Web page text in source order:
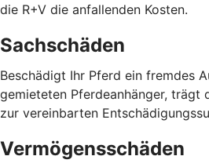
die R+V die anfallenden Kosten.
Sachschäden
Beschädigt Ihr Pferd ein fremdes
gemieteten Pferdeanhänger, trägt
zur vereinbarten
Vermögensschäden